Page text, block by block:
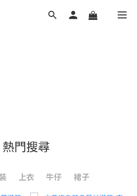
熱門搜尋
上衣 牛仔 裙子